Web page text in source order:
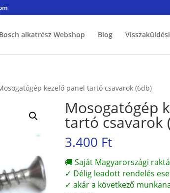
Bosch alkatrész Webshop Blog
kezelő panel tartó csavarok (6db)
Mosogatógép
tartó csavarok
3.400 Ft
🚚 Saját Magyarországi
✓ Délig leadott rendelés
✓ akár a következő